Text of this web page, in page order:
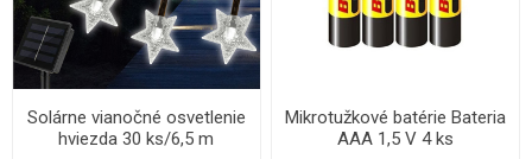
Solárne vianočné osvetlenie
hviezda 30 ks/6,5 m
Mikrotužkové batérie Bateria
AAA 1,5 V 4 ks